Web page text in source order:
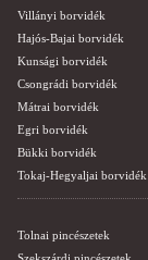
Villányi borvidék
Hajós-Bajai borvidék
Kunsági borvidék
Csongrádi borvidék
Mátrai borvidék
Egri borvidék
Bükki borvidék
Tokaj-Hegyaljai borvidék
Tolnai pincészetek